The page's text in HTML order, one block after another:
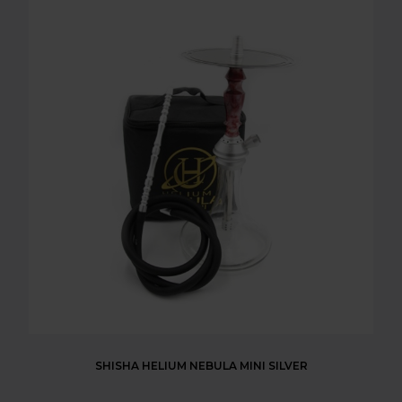
SHISHA HELIUM NEBULA MINI SILVER